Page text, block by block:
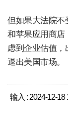
但如果大法院不
和苹果应用商店
虑到企业估值，
退出美国市场。
输入 : 2024-12-18